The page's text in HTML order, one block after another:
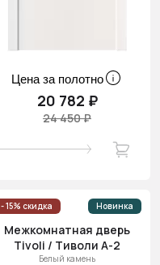
Цена за полотно
20 782 ₽
24 450 ₽
- 15% скидка Новинка
Межкомнатная дверь
Tivoli / Тиволи А-2
Белый камень